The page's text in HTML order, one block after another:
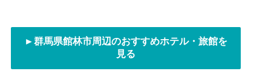
►群馬県館林市周辺のおすすめホテル・旅館を
見る